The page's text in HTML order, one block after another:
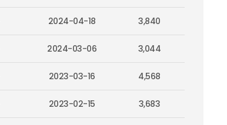
2024-04-18 3,840
2024-03-06 3,044
2023-03-16 4,568
2023-02-15 3,683